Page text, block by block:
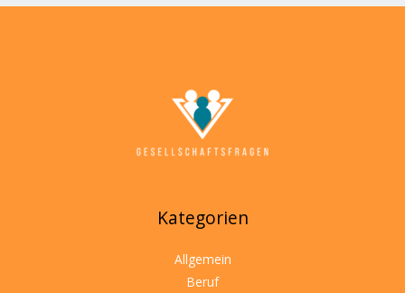
Kategorien
Allgemein
Beruf